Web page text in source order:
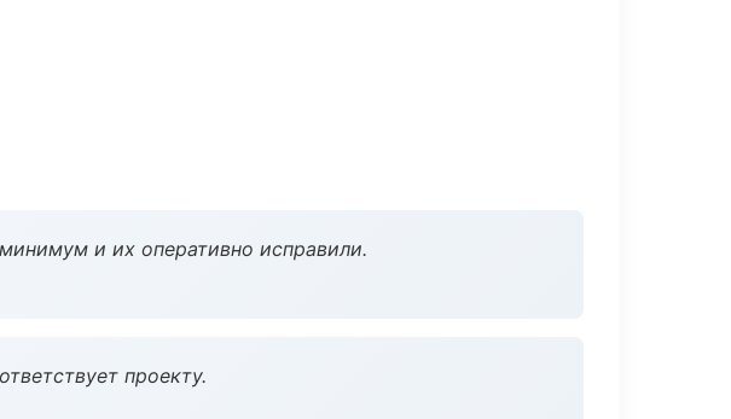
и их оперативно исправили.
проекту.